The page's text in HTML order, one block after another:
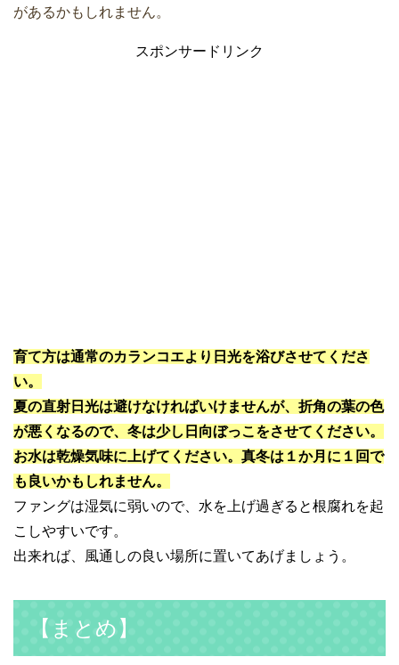
があるかもしれません。
スポンサードリンク
育て方は通常のカランコエより日光を浴びさせてくださ
い。
夏の直射日光は避けなければいけませんが、折角の葉の色
が悪くなるので、冬は少し日向ぼっこをさせてください。
お水は乾燥気味に上げてください。真冬は１か月に１回で
も良いかもしれません。
ファングは湿気に弱いので、水を上げ過ぎると根腐れを起
こしやすいです。
出来れば、風通しの良い場所に置いてあげましょう。
【まとめ】